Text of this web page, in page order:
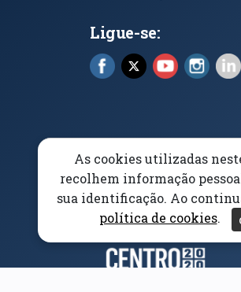
Ligue-se:
Facebook (abre em
X (abre em nova
YouTube
Elogios, Sugestões e
Acessibilidade Aviso/
Parceiros e(abre
As cookies utilizadas
recolhem informação
sua identificação. Ao
política de cookies.